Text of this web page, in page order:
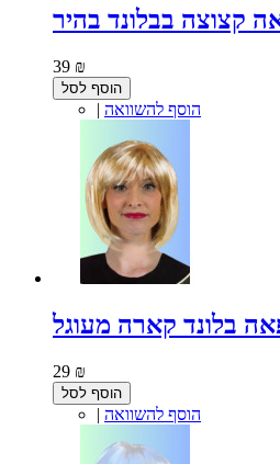
39 ₪
הוסף לסל
| הוסף להשוואה
29 ₪
הוסף לסל
| הוסף להשוואה